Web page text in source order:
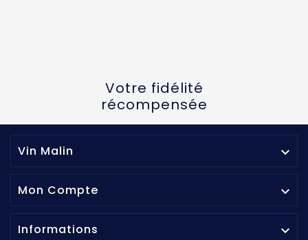
Votre fidélité
récompensée
Vin Malin 
Mon Compte 
Informations 